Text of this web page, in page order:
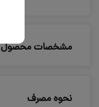
مشخصات محصول
نحوه مصرف